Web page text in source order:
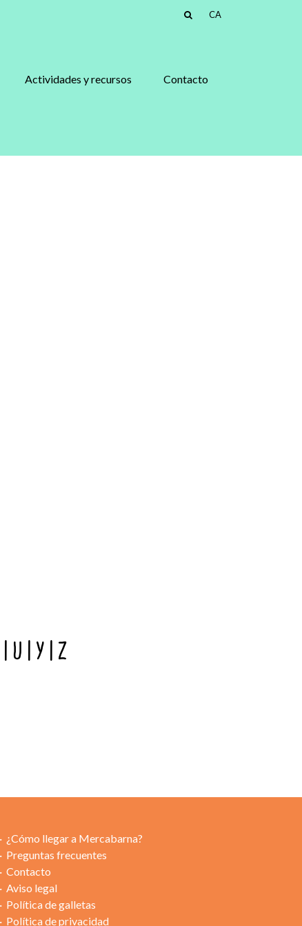
CA
Actividades y recursos Contacto
U Y Z
¿Cómo llegar a Mercabarna?
Preguntas frecuentes
Contacto
Aviso legal
Política de galletas
Política de privacidad